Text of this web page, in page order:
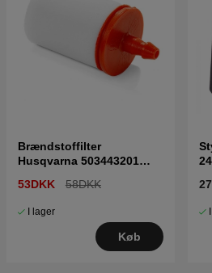
Brændstoffilter
Husqvarna 503443201
53DKK 58DKK
I lager
Køb